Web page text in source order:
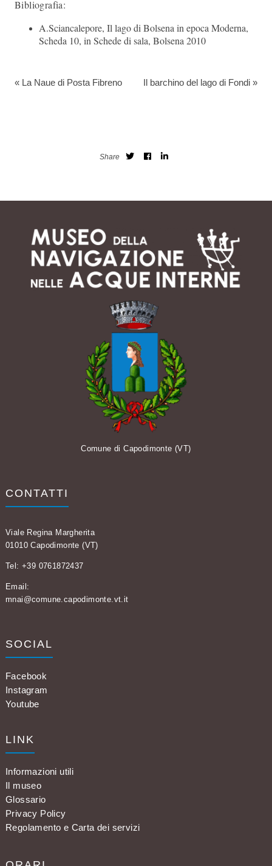
Bibliografia:
A.Sciancalepore, Il lago di Bolsena in epoca Moderna,
Scheda 10, in Schede di sala, Bolsena 2010
« La Naue di Posta Fibreno Il barchino del lago di Fondi »
Share
Comune di Capodimonte (VT)
CONTATTI
Viale Regina Margherita
01010 Capodimonte (VT)
Tel: +39 0761872437
Email:
mnai@comune.capodimonte.vt.it
SOCIAL
Facebook
Instagram
Youtube
LINK
Informazioni utili
Il museo
Glossario
Privacy Policy
Regolamento e Carta dei servizi